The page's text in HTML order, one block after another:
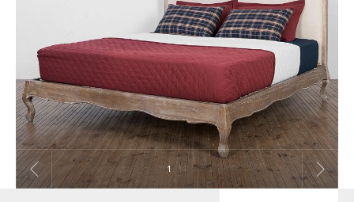
1 / 14